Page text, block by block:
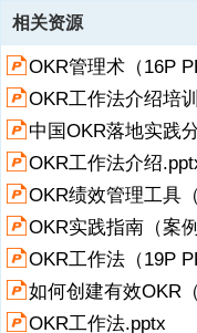
8、，OKR没有魂认知：
有且只有名明确的责任，
践：在理想汽，OKR都是
必达。理想汽的主要业务在
不同。基本功之：OKR每
必须频定期回顾（Review
的。因此，OKR回顾中更
90%的代码完成度仅仅代表
六线下Review，公司全体
9、w，KR由红绿灯表示信
重警示险是红灯，中低可
复盘每次好的复盘，都是集
为关键的环节认知：在做复
会者提前做作业，回答组
10、达成？反思执-标是否
好？哪些地做的不好？固化
回顾年度OKR1.对照年度
OKR是否能有效撑年度标
11、季度关键结果周计划
事：当天要事今完成：当天
于持续多的项，报中可以阐
想的周报、报板带头，很
12、别之认知：所谓执不
的误区在于，执者不知道
想要的结果认知：OKR让
13、OKR系统，励少数因
OKR运营是组织战略部的
OKR、周报、报的培训和
14、态标准（想想
但是总能发现更好的OKR
15、深度信任 不能有（过
的）信息层级（相对较低
16、掌握效能的七个习惯